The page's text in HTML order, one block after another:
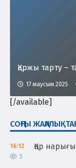
СОҢҒЫ
16:12
5
Қор
Қаржы тарту –
17 маусым 2025
[/available]